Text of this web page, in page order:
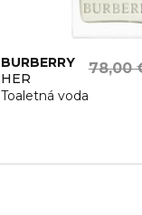
BURBERRY
HER
Toaletná voda
78,00